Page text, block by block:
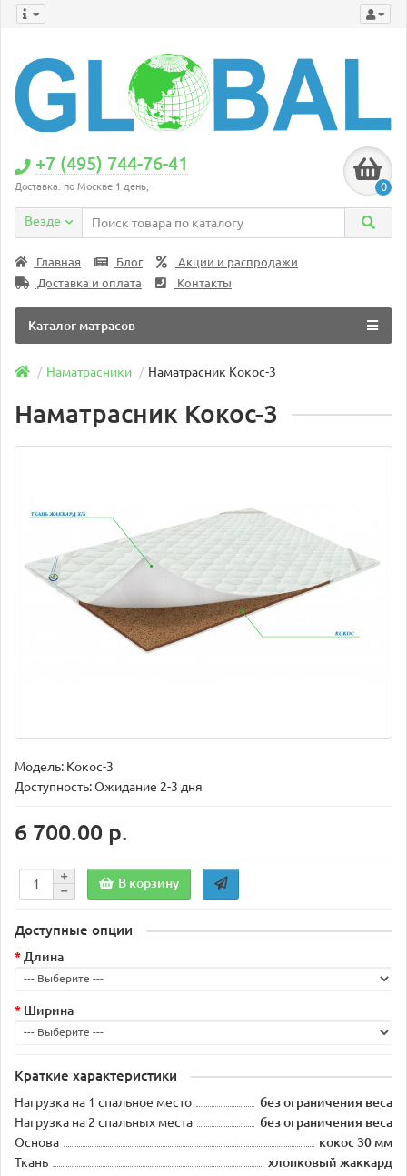
+7 (495) 744-76-41
Доставка: по Москве 1 день; 0
Везде
Главная Блог
Акции и распродажи
Доставка и оплата
Контакты
Каталог матрасов
Наматрасники Наматрасник Кокос-3
Наматрасник Кокос-3
Модель: Кокос-3
Доступность: Ожидание 2-3 дня
6 700.00 р.
В корзину
Доступные опции
Длина
Ширина
Краткие характеристики
Нагрузка на 1 спальное место
без ограничения веса
Нагрузка на 2 спальных места
без ограничения веса
Основа
кокос 30 мм
Ткань
хлопковый жаккард